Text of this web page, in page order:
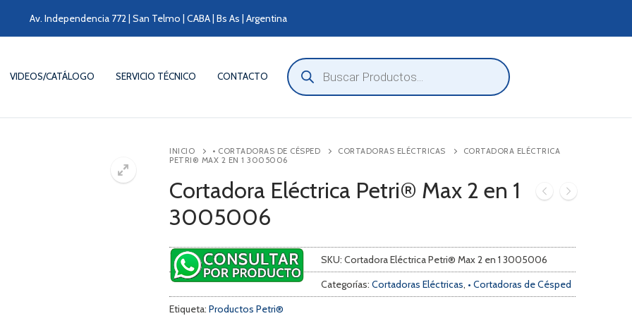
Av. Independencia 772 | San Telmo | CABA | Bs As | Argentina
VIDEOS/CATÁLOGO SERVICIO TÉCNICO CONTACTO
Búsqueda
de
productos
INICIO • CORTADORAS DE CÉSPED CORTADORAS ELÉCTRICAS
CORTADORA ELÉCTRICA
PETRI® MAX 2 EN 1 3005006
Cortadora Eléctrica Petri® Max 2 en 1
3005006
SKU: Cortadora Eléctrica Petri® Max 2 en 1 3005006
Categorías: Cortadoras Eléctricas, • Cortadoras de Césped
Etiqueta: Productos Petri®